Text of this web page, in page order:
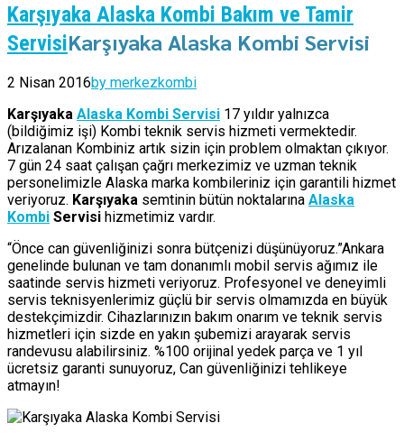
Karşıyaka Alaska Kombi Bakım ve Tamir
ServisiKarşıyaka Alaska Kombi Servisi
2 Nisan 2016by merkezkombi
Karşıyaka Alaska Kombi Servisi 17 yıldır yalnızca
(bildiğimiz işi) Kombi teknik servis hizmeti vermektedir.
Arızalanan Kombiniz artık sizin için problem olmaktan çıkıyor.
7 gün 24 saat çalışan çağrı merkezimiz ve uzman teknik
personelimizle Alaska marka kombileriniz için garantili hizmet
veriyoruz. Karşıyaka semtinin bütün noktalarına Alaska
Kombi Servisi hizmetimiz vardır.
“Önce can güvenliğinizi sonra bütçenizi düşünüyoruz.”Ankara
genelinde bulunan ve tam donanımlı mobil servis ağımız ile
saatinde servis hizmeti veriyoruz. Profesyonel ve deneyimli
servis teknisyenlerimiz güçlü bir servis olmamızda en büyük
destekçimizdir. Cihazlarınızın bakım onarım ve teknik servis
hizmetleri için sizde en yakın şubemizi arayarak servis
randevusu alabilirsiniz. %100 orijinal yedek parça ve 1 yıl
ücretsiz garanti sunuyoruz, Can güvenliğinizi tehlikeye
atmayın!